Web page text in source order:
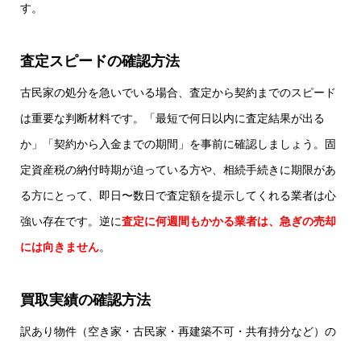
す。
査定スピードの確認方法
古民家の処分を急いでいる場合、査定から契約までのスピード
は重要な判断材料です。「最短で何日以内に査定結果が出る
か」「契約から入金までの期間」を事前に確認しましょう。固
定資産税の納付時期が迫っている方や、相続手続きに期限があ
る方にとって、即日〜数日で査定額を提示してくれる業者は心
強い存在です。逆に査定に何週間もかかる業者は、急ぎの売却
には向きません。
買取実績の確認方法
訳あり物件（空き家・古民家・再建築不可・共有持分など）の